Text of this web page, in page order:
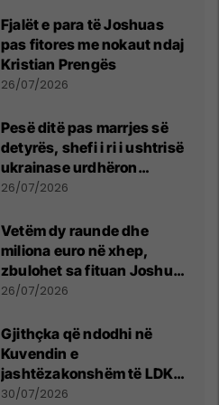
Fjalët e para të Joshuas
pas fitores me nokaut ndaj
Kristian Prengës
26/07/2026
Pesë ditë pas marrjes së
detyrës, shefi i ri i ushtrisë
ukrainase urdhëron
kontroll të madh
26/07/2026
Vetëm dy raunde dhe
miliona euro në xhep,
zbulohet sa fituan Joshua
e Prenga
26/07/2026
Gjithçka që ndodhi në
Kuvendin e
jashtëzakonshëm të LDK-
së
30/07/2026